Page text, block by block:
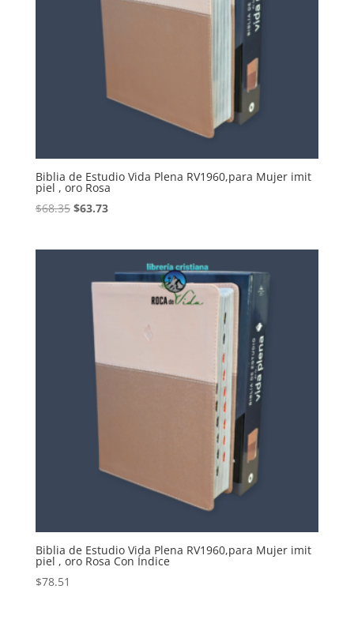
Biblia de Estudio Vida Plena RV1960,para Mujer imit
piel , oro Rosa
$68.35 Original
$63.73Current
Biblia de Estudio Vida Plena RV1960,para Mujer imit
piel , oro Rosa Con Índice
$78.51